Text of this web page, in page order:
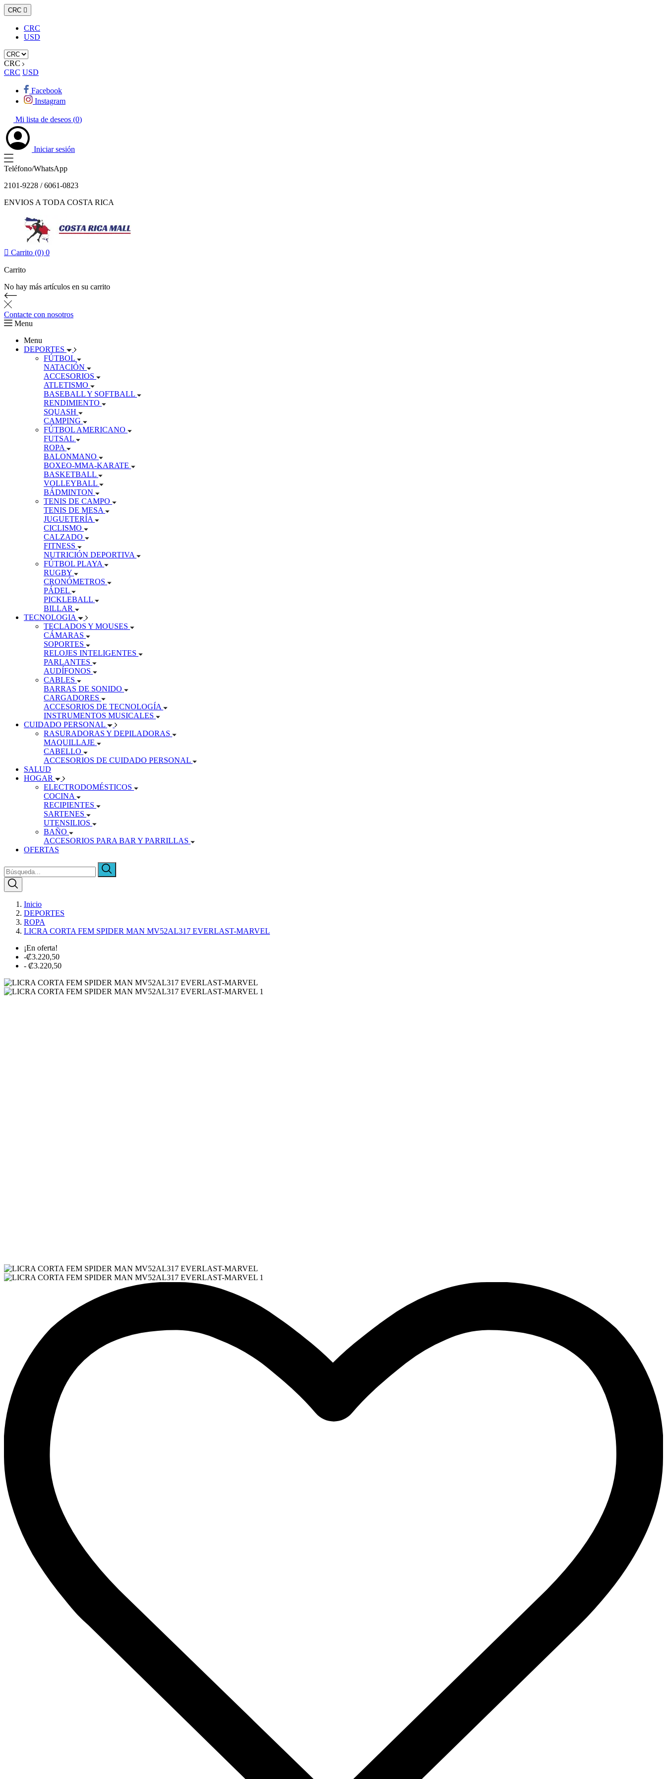
CRC 
CRC
USD
CRC
CRC USD
Facebook
Instagram
Mi lista de deseos (0)
Iniciar sesión
Teléfono/WhatsApp
2101-9228 / 6061-0823
ENVIOS A TODA COSTA RICA
 Carrito (0) 0
Carrito
No hay más artículos en su carrito
Contacte con nosotros
Menu
Menu
DEPORTES
FÚTBOL
NATACIÓN
ACCESORIOS
ATLETISMO
BASEBALL Y SOFTBALL
RENDIMIENTO
SQUASH
CAMPING
FÚTBOL AMERICANO
FUTSAL
ROPA
BALONMANO
BOXEO-MMA-KARATE
BASKETBALL
VOLLEYBALL
BÁDMINTON
TENIS DE CAMPO
TENIS DE MESA
JUGUETERÍA
CICLISMO
CALZADO
FITNESS
NUTRICIÓN DEPORTIVA
FÚTBOL PLAYA
RUGBY
CRONÓMETROS
PÁDEL
PICKLEBALL
BILLAR
TECNOLOGIA
TECLADOS Y MOUSES
CÁMARAS
SOPORTES
RELOJES INTELIGENTES
PARLANTES
AUDÍFONOS
CABLES
BARRAS DE SONIDO
CARGADORES
ACCESORIOS DE TECNOLOGÍA
INSTRUMENTOS MUSICALES
CUIDADO PERSONAL
RASURADORAS Y DEPILADORAS
MAQUILLAJE
CABELLO
ACCESORIOS DE CUIDADO PERSONAL
SALUD
HOGAR
ELECTRODOMÉSTICOS
COCINA
RECIPIENTES
SARTENES
UTENSILIOS
BAÑO
ACCESORIOS PARA BAR Y PARRILLAS
OFERTAS
Inicio
DEPORTES
ROPA
LICRA CORTA FEM SPIDER MAN MV52AL317 EVERLAST-MARVEL
¡En oferta!
-₡3.220,50
- ₡3.220,50